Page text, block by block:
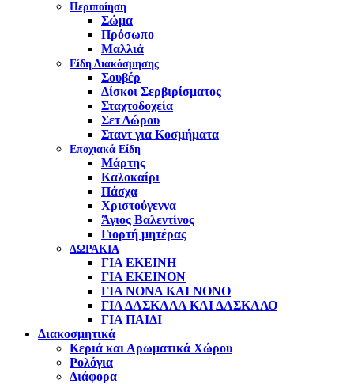
Περιποίηση
Σώμα
Πρόσωπο
Μαλλιά
Είδη Διακόσμησης
Σουβέρ
Δίσκοι Σερβιρίσματος
Σταχτοδοχεία
Σετ Δώρου
Σταντ για Κοσμήματα
Εποχιακά Είδη
Μάρτης
Καλοκαίρι
Πάσχα
Χριστούγεννα
Άγιος Βαλεντίνος
Γιορτή μητέρας
ΔΩΡΑΚΙΑ
ΓΙΑ ΕΚΕΙΝΗ
ΓΙΑ ΕΚΕΙΝΟΝ
ΓΙΑ ΝΟΝΑ ΚΑΙ ΝΟΝΟ
ΓΙΑ ΔΑΣΚΑΛΑ ΚΑΙ ΔΑΣΚΑΛΟ
ΓΙΑ ΠΑΙΔΙ
Διακοσμητικά
Κεριά και Αρωματικά Χώρου
Ρολόγια
Διάφορα